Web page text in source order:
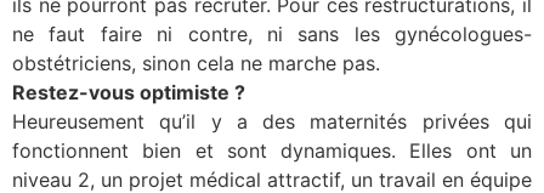
ne faut faire ni contre, ni sans les gynécologues-
obstétriciens, sinon cela ne marche pas.
Restez-vous optimiste ?
Heureusement qu’il y a des maternités privées qui
fonctionnent bien et sont dynamiques. Elles ont un
niveau 2, un projet médical attractif, un travail en équipe